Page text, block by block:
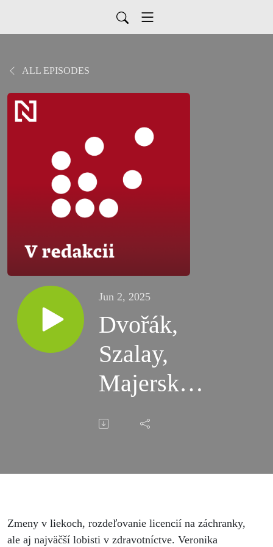
ALL EPISODES
Jun 2, 2025
Dvořák,
Szalay,
Majerský:
Kotlár by
ministrom,
silnejší
Zmeny v liekoch, rozdeľovanie licencií na záchranky,
ale aj najväčší lobisti v zdravotníctve. Veronika